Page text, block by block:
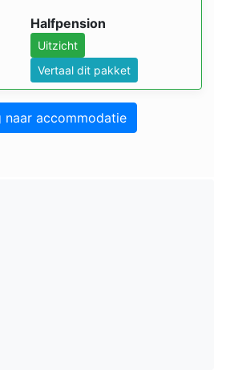
Halfpension
Uitzicht
Vertaal dit pakket
naar accommodatie